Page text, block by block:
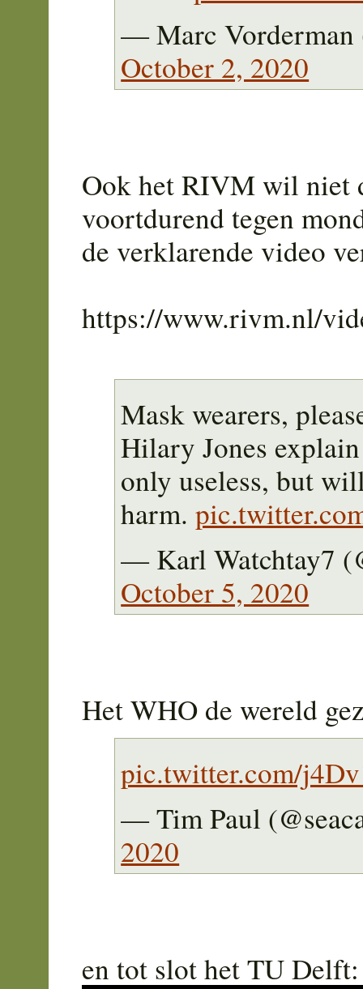
— Marc Vorderman
October 2, 2020
Ook het RIVM wil niet
voortdurend tegen
de verklarende video
https://www.rivm.nl/
Mask wearers,
Hilary Jones
only useless, but
harm.
— Karl Watchtay7
October 5, 2020
Het WHO de wereld
pic.twitter.com/
— Tim Paul
2020
en tot slot het TU Delft: